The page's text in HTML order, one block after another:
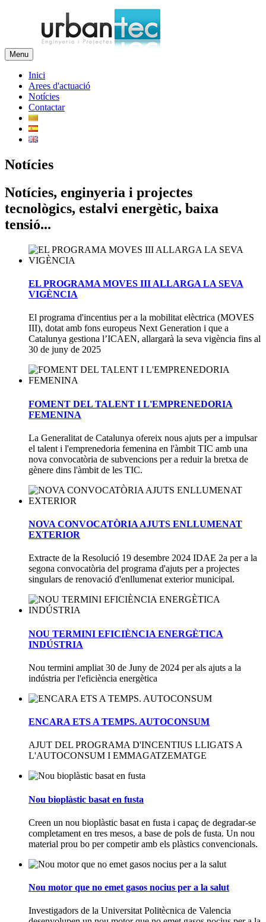
Menu
Inici
Arees d'actuació
Notícies
Contactar
Notícies
Notícies, enginyeria i projectes
tecnològics, estalvi energètic, baixa
tensió...
EL PROGRAMA MOVES III ALLARGA LA SEVA
VIGÈNCIA
El programa d'incentius per a la mobilitat elèctrica (MOVES
III), dotat amb fons europeus Next Generation i que a
Catalunya gestiona l’ICAEN, allargarà la seva vigència fins al
30 de juny de 2025
FOMENT DEL TALENT I L'EMPRENEDORIA
FEMENINA
La Generalitat de Catalunya ofereix nous ajuts per a impulsar
el talent i l'emprenedoria femenina en l'àmbit TIC amb una
nova convocatòria de subvencions per a reduir la bretxa de
gènere dins l'àmbit de les TIC.
NOVA CONVOCATÒRIA AJUTS ENLLUMENAT
EXTERIOR
Extracte de la Resolució 19 desembre 2024 IDAE 2a per a la
segona convocatòria del programa d'ajuts per a projectes
singulars de renovació d'enllumenat exterior municipal.
NOU TERMINI EFICIÈNCIA ENERGÈTICA
INDÚSTRIA
Nou termini ampliat 30 de Juny de 2024 per als ajuts a la
indústria per l'eficiència energètica
ENCARA ETS A TEMPS. AUTOCONSUM
AJUT DEL PROGRAMA D'INCENTIUS LLIGATS A
L'AUTOCONSUM I EMMAGATZEMATGE
Nou bioplàstic basat en fusta
Creen un nou bioplàstic basat en fusta i capaç de degradar-se
completament en tres mesos, a base de pols de fusta. Un nou
material prou bo per competir amb els plàstics convencionals.
Nou motor que no emet gasos nocius per a la salut
Investigadors de la Universitat Politècnica de Valencia